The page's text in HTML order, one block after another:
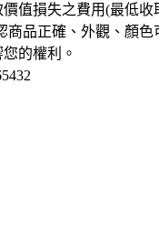
值損失之費用(最低收
商品正確、外觀、顏色
的權利。